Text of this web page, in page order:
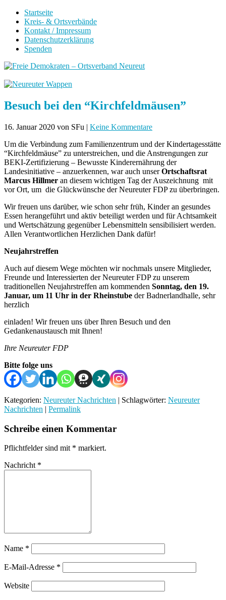
Startseite
Kreis- & Ortsverbände
Kontakt / Impressum
Datenschutzerklärung
Spenden
Besuch bei den “Kirchfeldmäusen”
16. Januar 2020 von SFu | Keine Kommentare
Um die Verbindung zum Familienzentrum und der Kindertagesstätte
“Kirchfeldmäuse” zu unterstreichen, und die Anstrengungen zur
BEKI-Zertifizierung – Bewusste Kinderernährung der
Landesinitiative – anzuerkennen, war auch unserOrtschaftsrat
Marcus Hillmer an diesem wichtigen Tag der Auszeichnung mit
vor Ort, um die Glückwünsche der Neureuter FDP zu überbringen.
Wir freuen uns darüber, wie schon sehr früh, Kinder an gesundes
Essen herangeführt und aktiv beteiligt werden und für Achtsamkeit
und Wertschätzung gegenüber Lebensmitteln sensibilisiert werden.
Allen Verantwortlichen Herzlichen Dank dafür!
Neujahrstreffen
Auch auf diesem Wege möchten wir nochmals unsere Mitglieder,
Freunde und Interessierten der Neureuter FDP zu unserem
traditionellen Neujahrstreffen am kommenden Sonntag, den 19.
Januar, um 11 Uhr in der Rheinstube der Badnerlandhalle, sehr
herzlich
einladen! Wir freuen uns über Ihren Besuch und den
Gedankenaustausch mit Ihnen!
Ihre Neureuter FDP
Bitte folge uns
Kategorien: Neureuter Nachrichten | Schlagwörter: Neureuter
Nachrichten | Permalink
Schreibe einen Kommentar
Pflichtfelder sind mit * markiert.
Nachricht *
Name *
E-Mail-Adresse *
Website